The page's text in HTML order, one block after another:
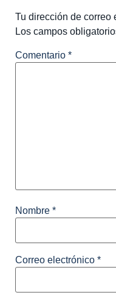
Tu dirección de correo
Los campos
Comentario *
Nombre *
Correo electrónico *